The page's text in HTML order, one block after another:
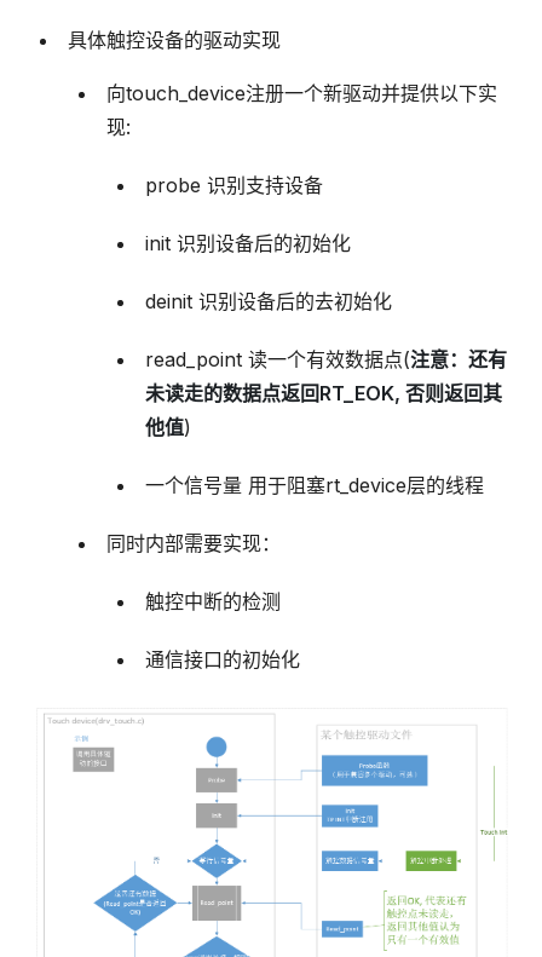
具体触控设备的驱动实现
向touch_device注册一个新驱动并提供以下实
现:
probe 识别支持设备
init 识别设备后的初始化
deinit 识别设备后的去初始化
read_point 读一个有效数据点(注意：还有
未读走的数据点返回RT_EOK, 否则返回其
他值)
一个信号量 用于阻塞rt_device层的线程
同时内部需要实现：
触控中断的检测
通信接口的初始化